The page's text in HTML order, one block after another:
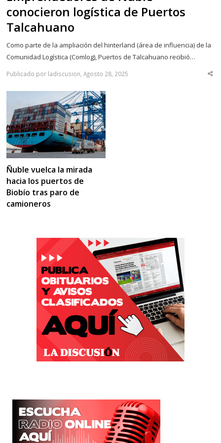
conocieron logística de Puertos
Talcahuano
Como parte de la ampliación del hinterland (área de influencia) de la
Comunidad Logística (Comlog), Puertos de Talcahuano recibió…
Publicado por ladiscusion, Agosto 28, 2025
Ñuble vuelca la mirada
hacia los puertos de
Biobío tras paro de
camioneros